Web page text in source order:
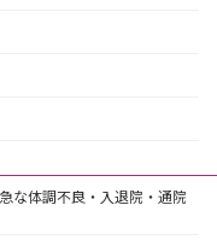
な体調不良・入退院・通院